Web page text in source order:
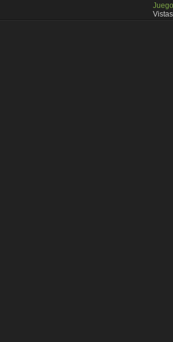
Vistas